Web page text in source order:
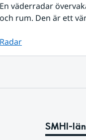
En väderradar
och rum. Den är ett
Radar
SMHI-